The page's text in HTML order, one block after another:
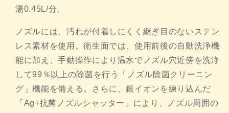
湯0.45L/分。
ノズルには、 汚れが付着しにくく継ぎ目のないステン
レス素材を使用。衛生面では、使用前後の自動洗浄機
能に加え、手動操作により温水でノズル穴近傍を洗浄
して99％ 以上の除菌を行う「ノズル除菌クリーニン
グ」機能を備える。
さらに、銀イオンを練り込んだ
「Ag+抗菌ノズルシャッター」 により、ノズル周囲の